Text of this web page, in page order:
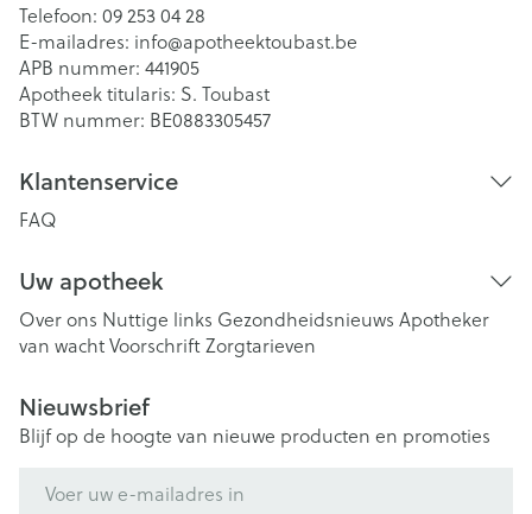
Telefoon: 09 253 04 28
E-mailadres: info@apotheektoubast.be
APB nummer: 441905
Apotheek titularis: S. Toubast
BTW nummer: BE0883305457
Klantenservice
FAQ
Uw apotheek
Over ons Nuttige links Gezondheidsnieuws Apotheker
van wachtVoorschriftZorgtarieven
Nieuwsbrief
Blijf op de hoogte van nieuwe producten en promoties